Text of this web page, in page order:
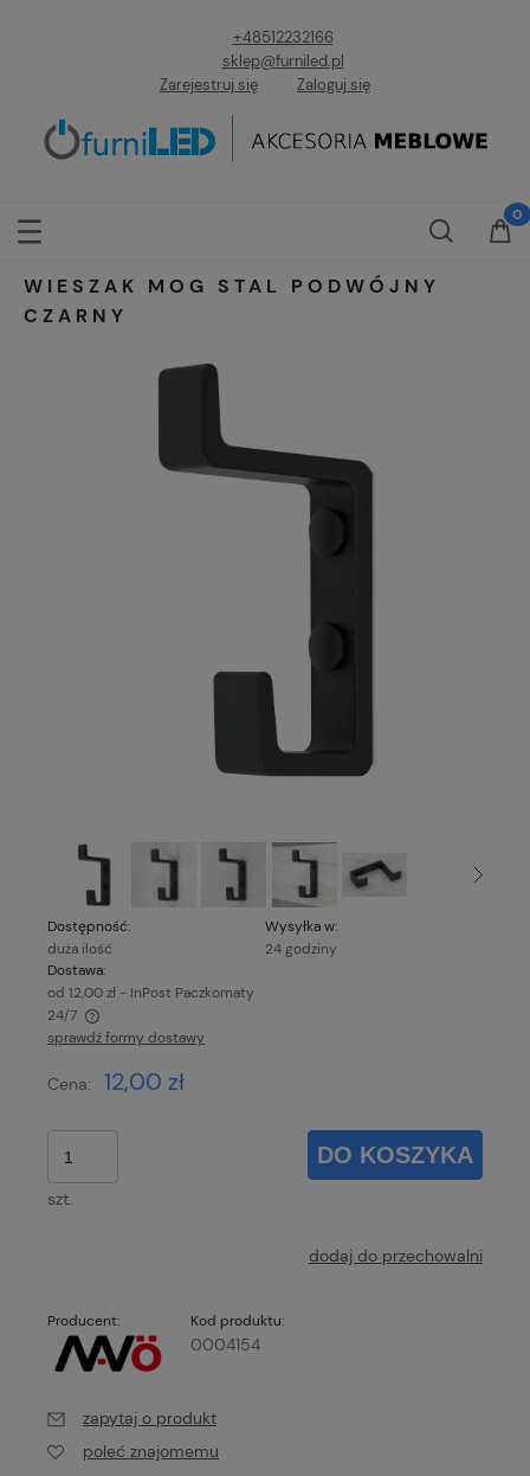
+48512232166
sklep@furniled.pl
Zarejestruj się
Zaloguj się
WIESZAK MOG STAL PODWÓJNY
CZARNY
Dostępność:
duża ilość
Wysyłka w:
24 godziny
Dostawa:
od 12,00 zł - InPost Paczkomaty
24/7
Cena nie zawiera ewentualnych kosztów płatności
sprawdź formy dostawy
Cena: 12,00 zł
szt.
DO KOSZYKA
dodaj do przechowalni
Producent: Kod produktu:
0004154
zapytaj o produkt
poleć znajomemu